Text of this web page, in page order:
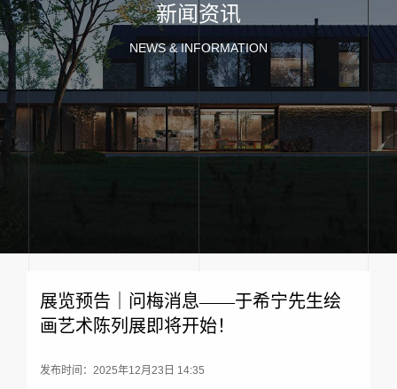
新闻资讯
NEWS & INFORMATION
展览预告｜问梅消息——于希宁先生绘
画艺术陈列展即将开始！
发布时间：2025年12月23日 14:35